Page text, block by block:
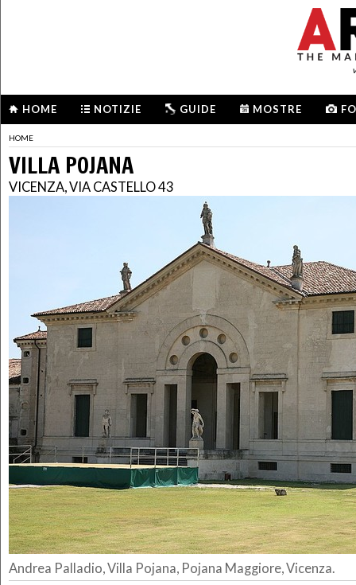
HOME NOTIZIE GUIDE MOSTRE
HOME
VILLA POJANA
VICENZA, VIA CASTELLO 43
Andrea Palladio, Villa Pojana, Pojana Maggiore, Vicenza.